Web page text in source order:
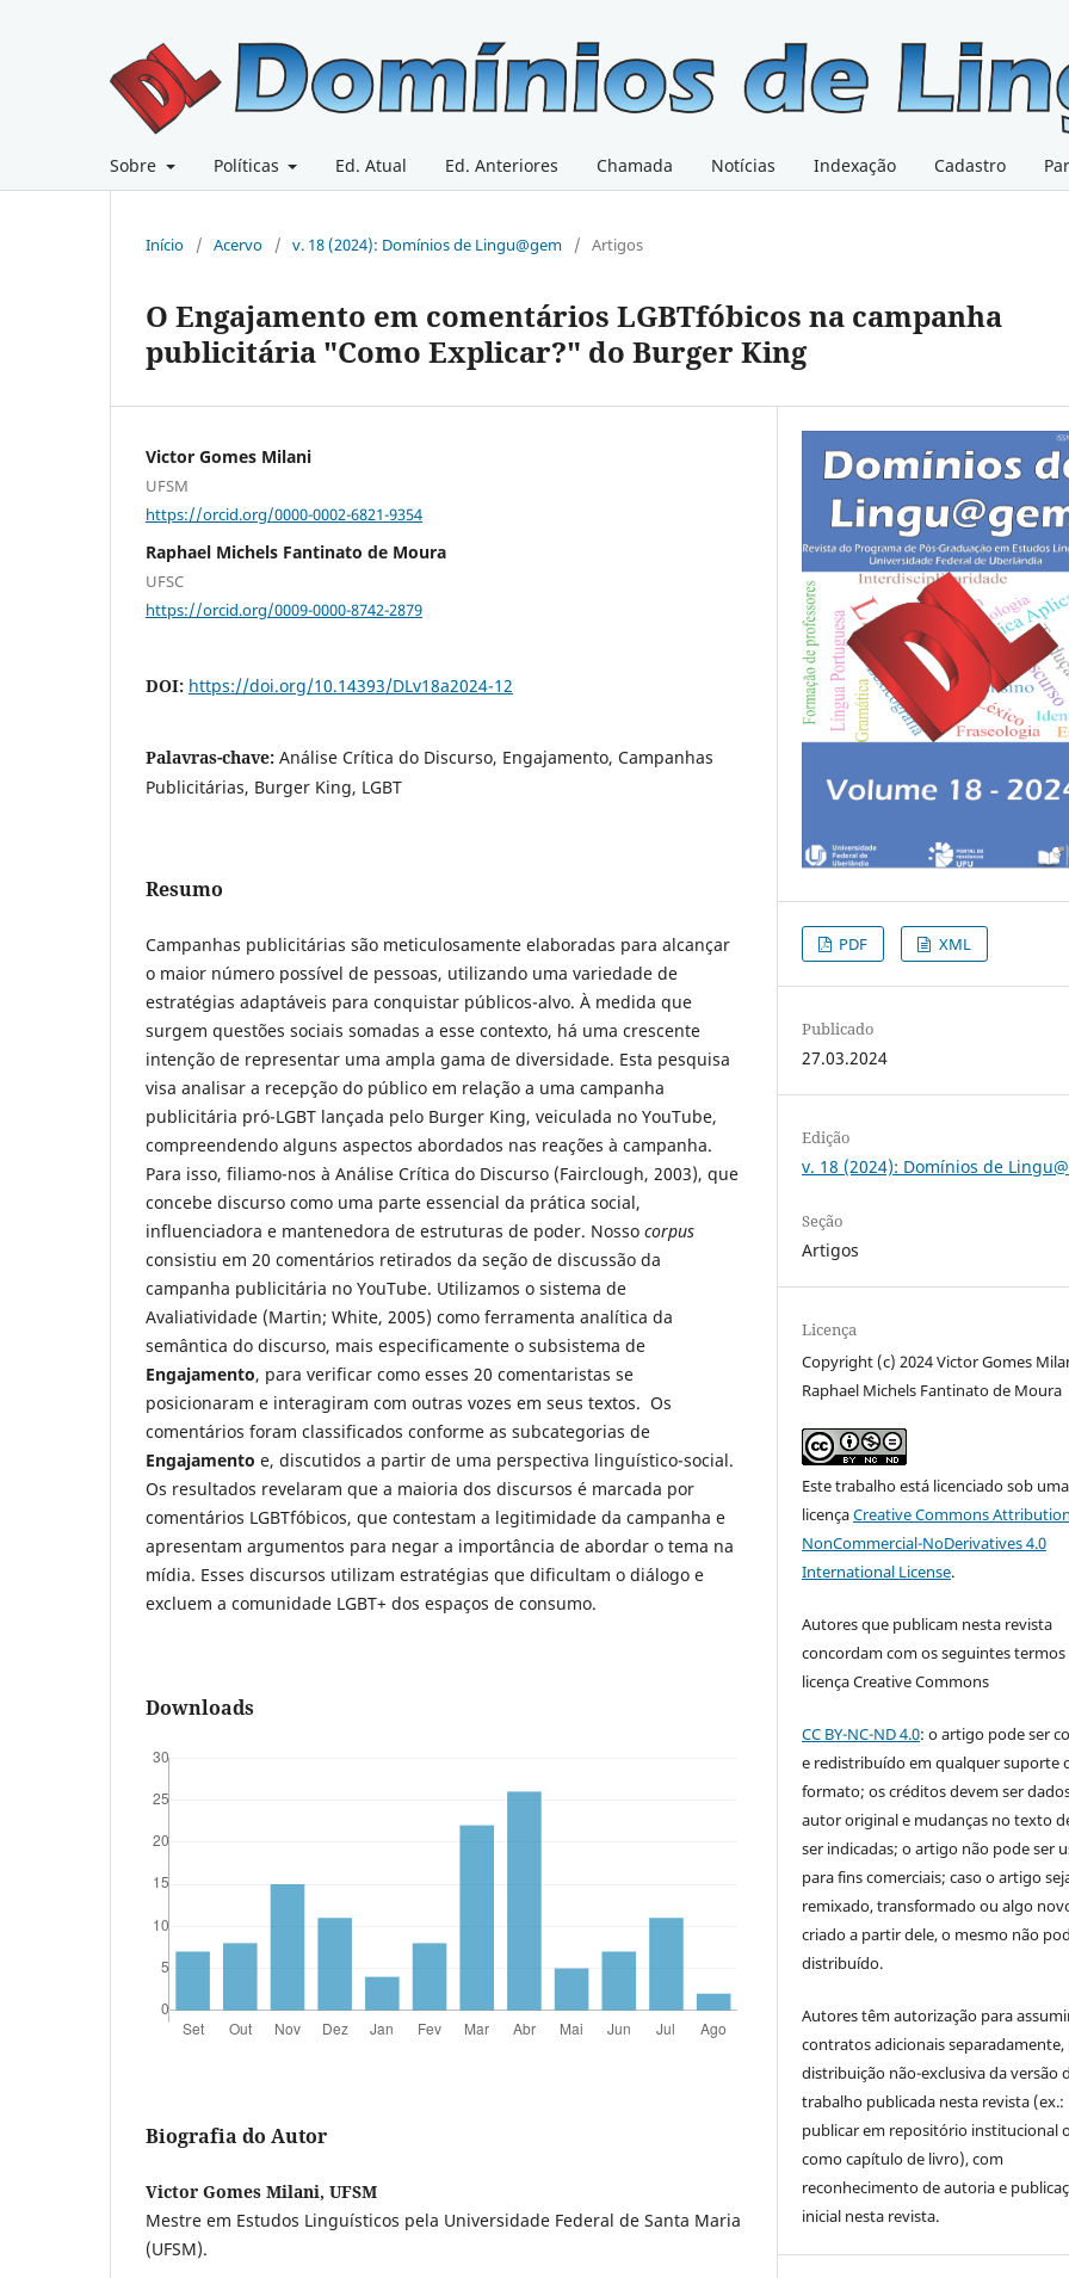
Sobre Políticas Ed. Atual Ed. Anteriores Chamada Notícias Indexação Cadastro
Início / Acervo / v. 18 (2024): Domínios de Lingu@gem / Artigos
O Engajamento em comentários LGBTfóbicos na campanha
publicitária "Como Explicar?" do Burger King
Victor Gomes Milani
UFSM
https://orcid.org/0000-0002-6821-9354
Raphael Michels Fantinato de Moura
UFSC
https://orcid.org/0009-0000-8742-2879
DOI: https://doi.org/10.14393/DLv18a2024-12
Palavras-chave: Análise Crítica do Discurso, Engajamento, Campanhas
Publicitárias, Burger King, LGBT
Resumo
Campanhas publicitárias são meticulosamente elaboradas para alcançar
o maior número possível de pessoas, utilizando uma variedade de
estratégias adaptáveis para conquistar públicos-alvo. À medida que
surgem questões sociais somadas a esse contexto, há uma crescente
intenção de representar uma ampla gama de diversidade. Esta pesquisa
visa analisar a recepção do público em relação a uma campanha
publicitária pró-LGBT lançada pelo Burger King, veiculada no YouTube,
compreendendo alguns aspectos abordados nas reações à campanha.
Para isso, filiamo-nos à Análise Crítica do Discurso (Fairclough, 2003), que
concebe discurso como uma parte essencial da prática social,
influenciadora e mantenedora de estruturas de poder. Nosso corpus
consistiu em 20 comentários retirados da seção de discussão da
campanha publicitária no YouTube. Utilizamos o sistema de
Avaliatividade (Martin; White, 2005) como ferramenta analítica da
semântica do discurso, mais especificamente o subsistema de
Engajamento, para verificar como esses 20 comentaristas se
posicionaram e interagiram com outras vozes em seus textos. Os
comentários foram classificados conforme as subcategorias de
Engajamento e, discutidos a partir de uma perspectiva linguístico-social.
Os resultados revelaram que a maioria dos discursos é marcada por
comentários LGBTfóbicos, que contestam a legitimidade da campanha e
apresentam argumentos para negar a importância de abordar o tema na
mídia. Esses discursos utilizam estratégias que dificultam o diálogo e
excluem a comunidade LGBT+ dos espaços de consumo.
Downloads
Biografia do Autor
Victor Gomes Milani, UFSM
Mestre em Estudos Linguísticos pela Universidade Federal de Santa Maria
(UFSM).
PDF XML
Publicado
27.03.2024
Edição
v. 18 (2024): Domínios de
Seção
Artigos
Licença
Copyright (c) 2024 Victor Gomes
Raphael Michels Fantinato de Moura
Este trabalho está licenciado sob uma
licençaCreative Commons
NonCommercial-NoDerivatives 4.0
International License.
Autores que publicam nesta revista
concordam com os seguintes termos
licença Creative Commons
CC BY-NC-ND 4.0: o artigo pode ser
e redistribuído em qualquer suporte
formato; os créditos devem ser
autor original e mudanças no texto
ser indicadas; o artigo não pode ser
para fins comerciais; caso o artigo
remixado, transformado ou algo
criado a partir dele, o mesmo não
distribuído.
Autores têm autorização para
contratos adicionais separadamente,
distribuição não-exclusiva da versão
trabalho publicada nesta revista (ex.:
publicar em repositório institucional
como capítulo de livro), com
reconhecimento de autoria e
inicial nesta revista.